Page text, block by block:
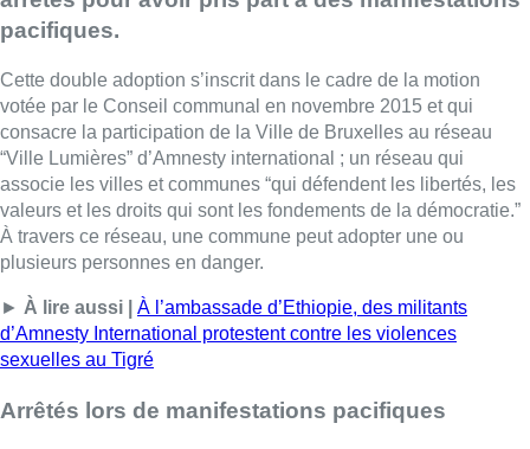
pacifiques.
Cette double adoption s’inscrit dans le cadre de la motion
votée par le Conseil communal en novembre 2015 et qui
consacre la participation de la Ville de Bruxelles au réseau
“Ville Lumières” d’Amnesty international ; un réseau qui
associe les villes et communes “qui défendent les libertés, les
valeurs et les droits qui sont les fondements de la démocratie.”
À travers ce réseau, une commune peut adopter une ou
plusieurs personnes en danger.
► À lire aussi |
À l’ambassade d’Ethiopie, des militants
d’Amnesty International protestent contre les violences
sexuelles au Tigré
Arrêtés lors de manifestations pacifiques